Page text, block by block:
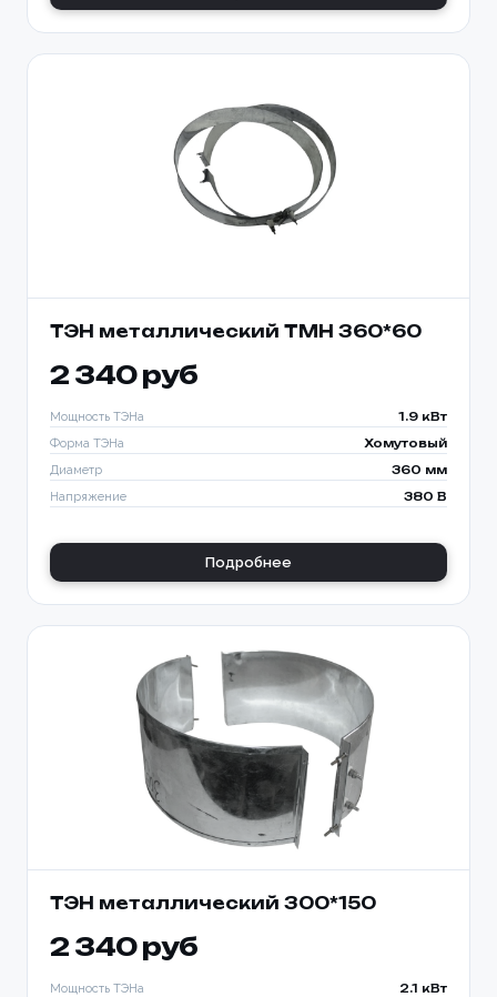
ТЭН металлический TMH 360*60
2 340 руб
Мощность ТЭНа 1.9 кВт
Форма ТЭНа Хомутовый
Диаметр 360 мм
Напряжение 380 В
Подробнее
ТЭН металлический 300*150
2 340 руб
Мощность ТЭНа 2.1 кВт